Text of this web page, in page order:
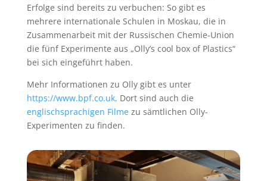
Erfolge sind bereits zu verbuchen: So gibt es
mehrere internationale Schulen in Moskau, die in
Zusammenarbeit mit der Russischen Chemie-Union
die fünf Experimente aus „Olly’s cool box of Plastics“
bei sich eingeführt haben.
Mehr Informationen zu Olly gibt es unter
https://www.bpf.co.uk. Dort sind auch die
englischsprachigen Filmezu sämtlichen Olly-
Experimenten zu finden.